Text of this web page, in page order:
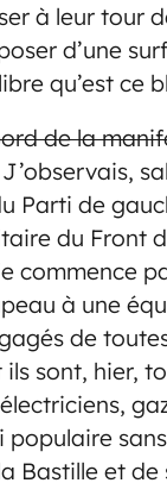
à leur tour
d’une
qu’est ce
de la
Parti de
du Front
commence
à une
de
sont, hier,
Bastille et